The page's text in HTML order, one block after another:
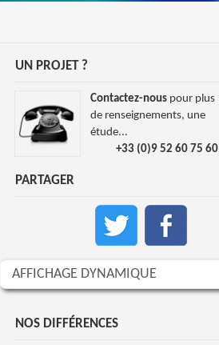
UN PROJET ?
Contactez-nous pour plus
de renseignements, une
étude...
+33 (0)9 52 60 75 60
PARTAGER
AFFICHAGE DYNAMIQUE
NOS DIFFÉRENCES